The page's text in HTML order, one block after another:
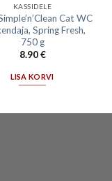
KASSIDELE
Cat WC
Spring Fresh,
750 g
8.90€
LISA KORVI